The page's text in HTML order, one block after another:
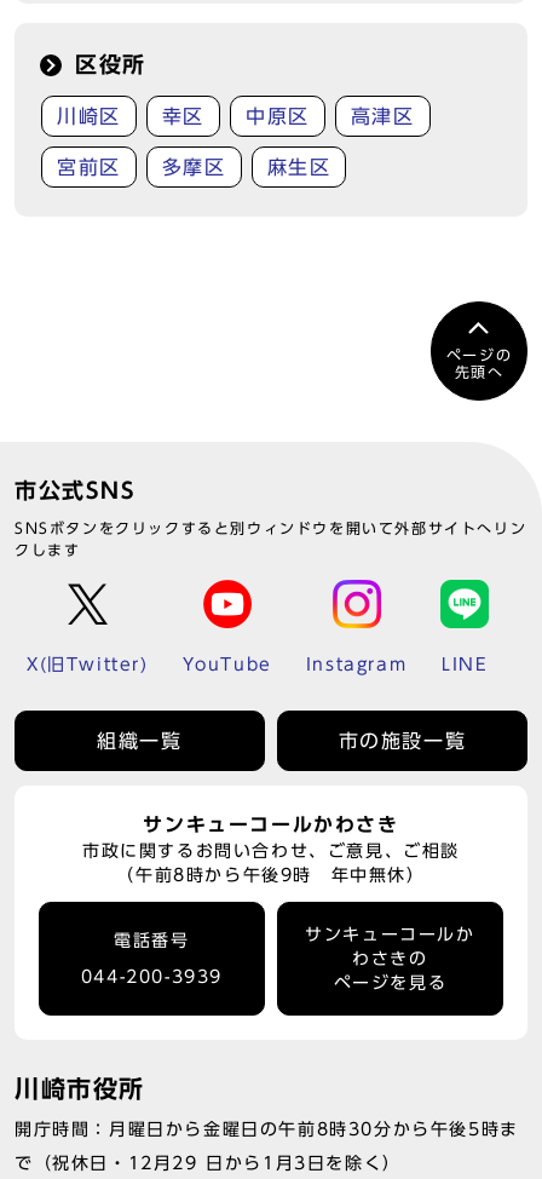
区役所
川崎区 幸区 中原区 高津区
宮前区 多摩区 麻生区
ページの
先頭へ
市公式SNS
SNSボタンをクリックすると別ウィンドウを開いて外部サイトへリン
クします
X(旧Twitter) YouTube Instagram LINE
組織一覧 市の施設一覧
サンキューコールかわさき
市政に関するお問い合わせ、ご意見、ご相談
（午前8時から午後9時 年中無休）
電話番号
044-200-3939
サンキューコールか
わさきの
ページを見る
川崎市役所
開庁時間：月曜日から金曜日の午前8時30分から午後5時ま
で（祝休日・12月29 日から1月3日を除く）